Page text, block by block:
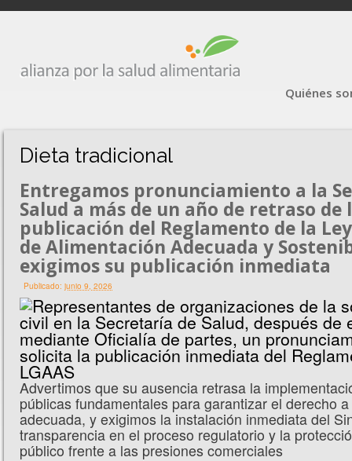
Quiénes
Dieta tradicional
Entregamos pronunciamiento a la
Salud a más de un año de retraso de
publicación del Reglamento de la
de Alimentación Adecuada y
exigimos su publicación inmediata
Publicado: junio 9, 2026
Advertimos que su ausencia retrasa la
públicas fundamentales para garantizar el derecho
adecuada, y exigimos la instalación inmediata del
transparencia en el proceso regulatorio y la
público frente a las presiones comerciales